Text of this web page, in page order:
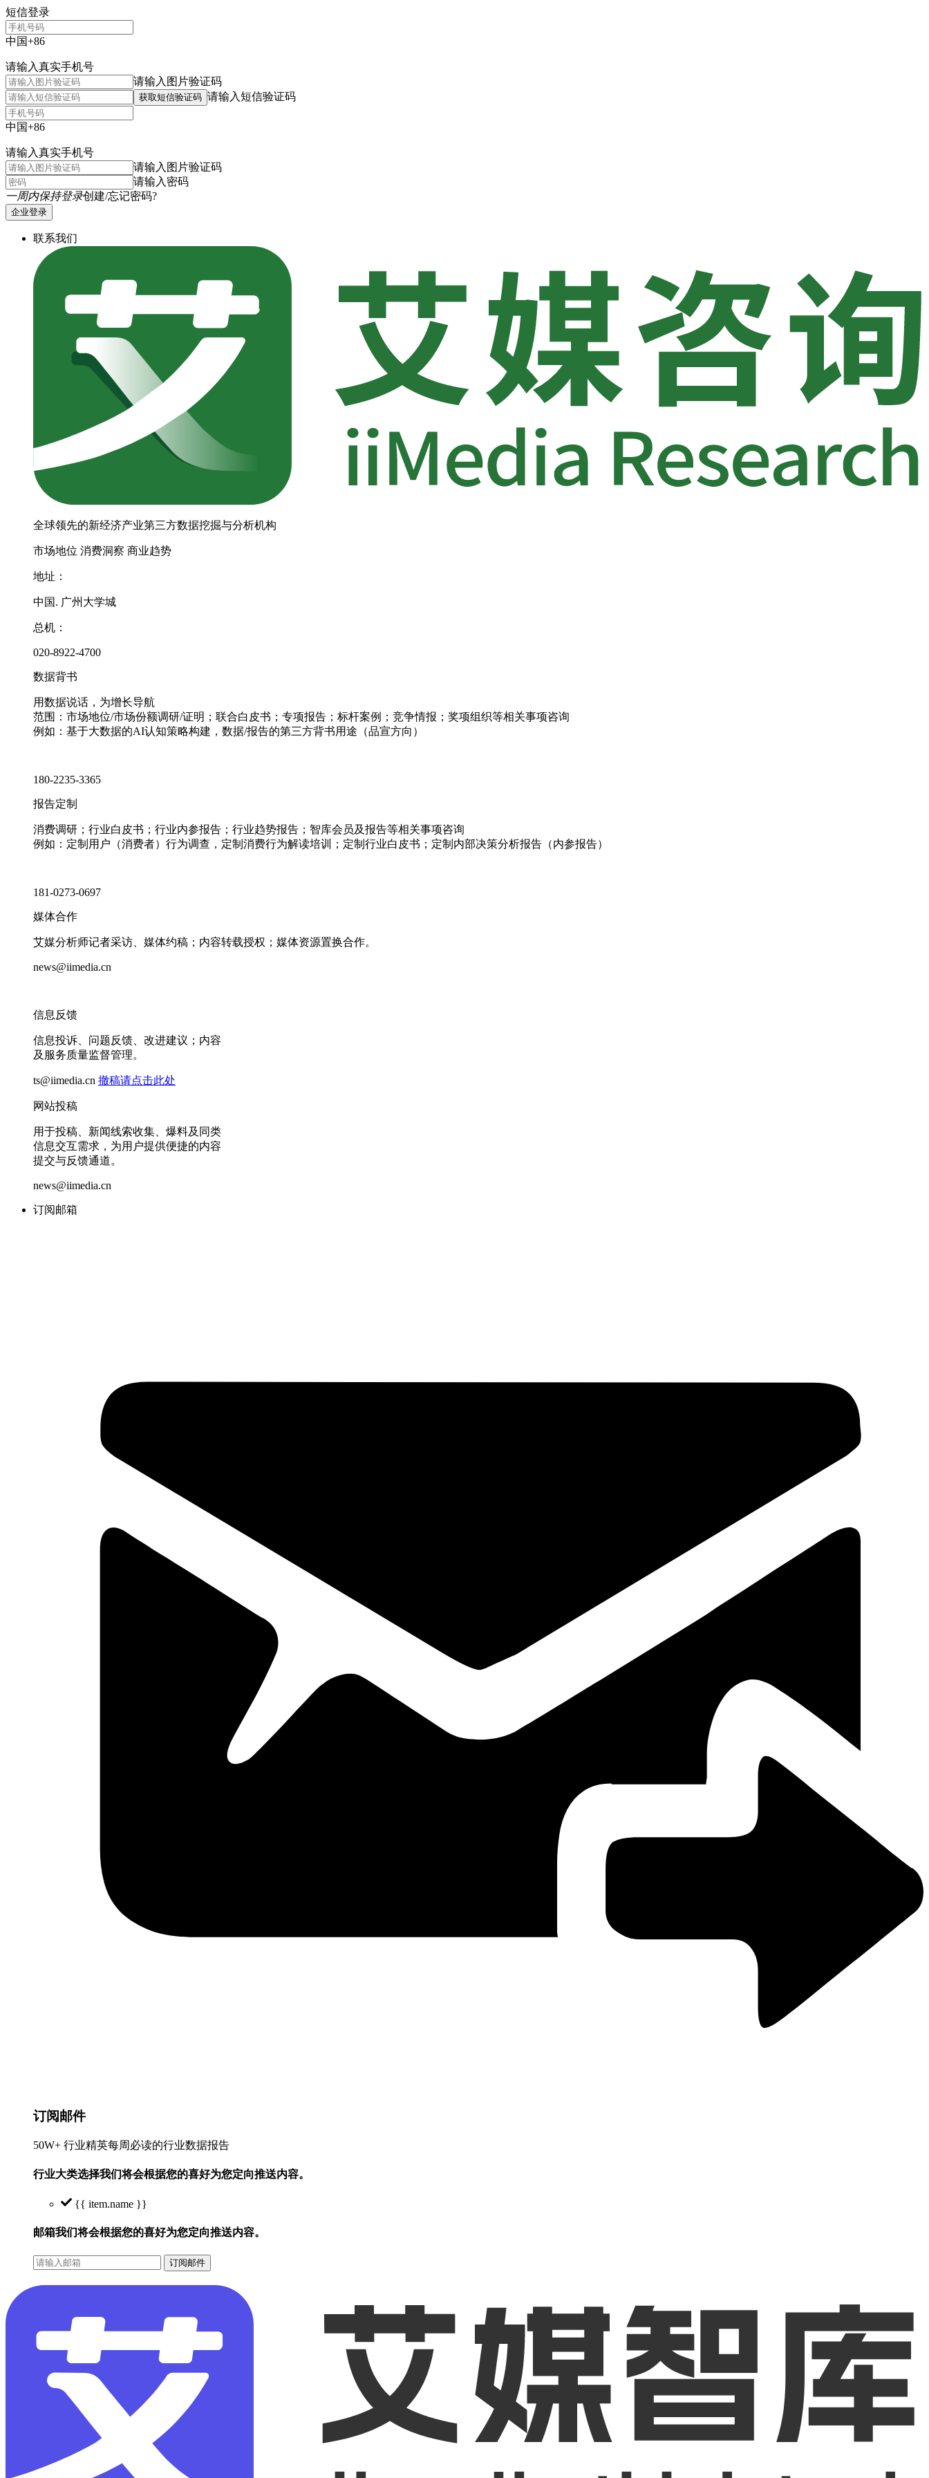
短信登录
中国+86
请输入真实手机号
请输入图片验证码
获取短信验证码 请输入短信验证码
中国+86
请输入真实手机号
请输入图片验证码
请输入密码
一周内保持登录创建/忘记密码?
企业登录
联系我们
全球领先的新经济产业第三方数据挖掘与分析机构
市场地位 消费洞察 商业趋势
地址：
中国. 广州大学城
总机：
020-8922-4700
数据背书
用数据说话，为增长导航
范围：市场地位/市场份额调研/证明；联合白皮书；专项报告；标杆案例；竞争情报；奖项组织等相关事项咨询
例如：基于大数据的AI认知策略构建，数据/报告的第三方背书用途（品宣方向）
180-2235-3365
报告定制
消费调研；行业白皮书；行业内参报告；行业趋势报告；智库会员及报告等相关事项咨询
例如：定制用户（消费者）行为调查，定制消费行为解读培训；定制行业白皮书；定制内部决策分析报告（内参报告）
181-0273-0697
媒体合作
艾媒分析师记者采访、媒体约稿；内容转载授权；媒体资源置换合作。
news@iimedia.cn
信息反馈
信息投诉、问题反馈、改进建议；内容
及服务质量监督管理。
ts@iimedia.cn 撤稿请点击此处
网站投稿
用于投稿、新闻线索收集、爆料及同类
信息交互需求，为用户提供便捷的内容
提交与反馈通道。
news@iimedia.cn
订阅邮箱
订阅邮件
50W+ 行业精英每周必读的行业数据报告
行业大类选择我们将会根据您的喜好为您定向推送内容。
{{ item.name }}
邮箱我们将会根据您的喜好为您定向推送内容。
订阅邮件